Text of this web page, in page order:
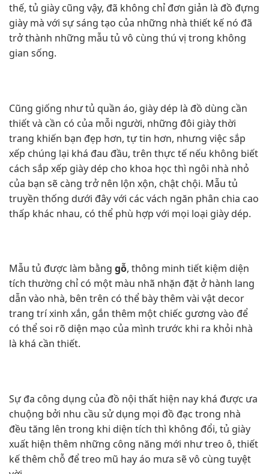
thế, tủ giày cũng vậy, đã không chỉ đơn giản là đồ đựng
giày mà với sự sáng tạo của những nhà thiết kế nó đã
trở thành những mẫu tủ vô cùng thú vị trong không
gian sống.
Cũng giống như tủ quần áo, giày dép là đồ dùng cần
thiết và cần có của mỗi người, những đôi giày thời
trang khiến bạn đẹp hơn, tự tin hơn, nhưng việc sắp
xếp chúng lại khá đau đầu, trên thực tế nếu không biết
cách sắp xếp giày dép cho khoa học thì ngôi nhà nhỏ
của bạn sẽ càng trở nên lộn xộn, chật chội. Mẫu tủ
truyền thống dưới đây với các vách ngăn phân chia cao
thấp khác nhau, có thể phù hợp với mọi loại giày dép.
Mẫu tủ được làm bằng gỗ, thông minh tiết kiệm diện
tích thường chỉ có một màu nhã nhặn đặt ở hành lang
dẫn vào nhà, bên trên có thể bày thêm vài vật decor
trang trí xinh xắn, gắn thêm một chiếc gương vào để
có thể soi rõ diện mạo của mình trước khi ra khỏi nhà
là khá cần thiết.
Sự đa công dụng của đồ nội thất hiện nay khá được ưa
chuộng bởi nhu cầu sử dụng mọi đồ đạc trong nhà
đều tăng lên trong khi diện tích thì không đổi, tủ giày
xuất hiện thêm những công năng mới như treo ô, thiết
kế thêm chỗ để treo mũ hay áo mưa sẽ vô cùng tuyệt